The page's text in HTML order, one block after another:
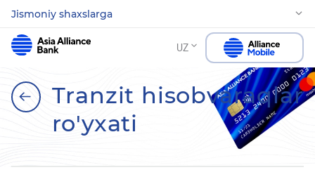
Jismoniy shaxslarga
UZ
Tranzit hisobvaraqlar
ro'yxati